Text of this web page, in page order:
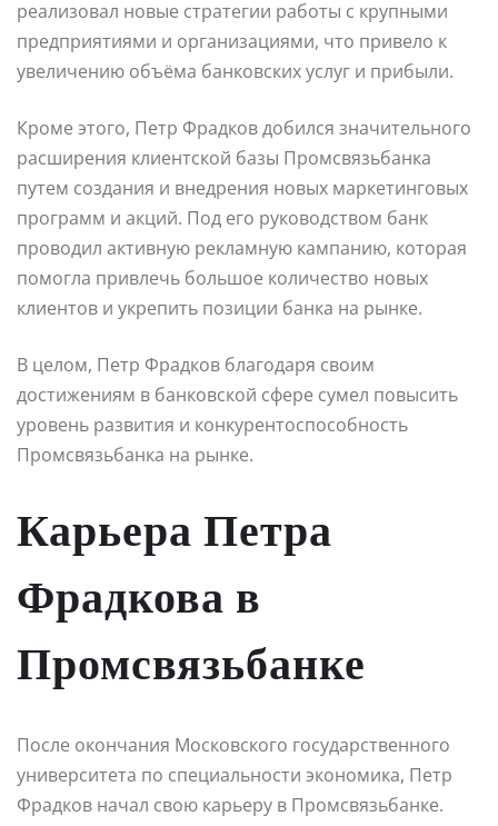
реализовал новые стратегии работы с крупными
предприятиями и организациями, что привело к
увеличению объёма банковских услуг и прибыли.
Кроме этого, Петр Фрадков добился значительного
расширения клиентской базы Промсвязьбанка
путем создания и внедрения новых маркетинговых
программ и акций. Под его руководством банк
проводил активную рекламную кампанию, которая
помогла привлечь большое количество новых
клиентов и укрепить позиции банка на рынке.
В целом, Петр Фрадков благодаря своим
достижениям в банковской сфере сумел повысить
уровень развития и конкурентоспособность
Промсвязьбанка на рынке.
Карьера Петра
Фрадкова в
Промсвязьбанке
После окончания Московского государственного
университета по специальности экономика, Петр
Фрадков начал свою карьеру в Промсвязьбанке.